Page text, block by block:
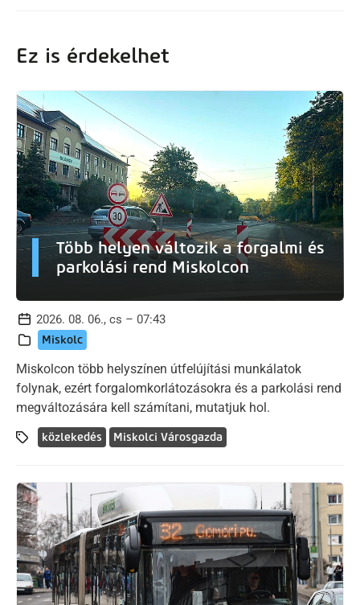
Ez is érdekelhet
Több helyen változik a forgalmi és
parkolási rend Miskolcon
2026. 08. 06., cs – 07:43
Miskolc
Miskolcon több helyszínen útfelújítási munkálatok
folynak, ezért forgalomkorlátozásokra és a parkolási rend
megváltozására kell számítani, mutatjuk hol.
közlekedés Miskolci Városgazda